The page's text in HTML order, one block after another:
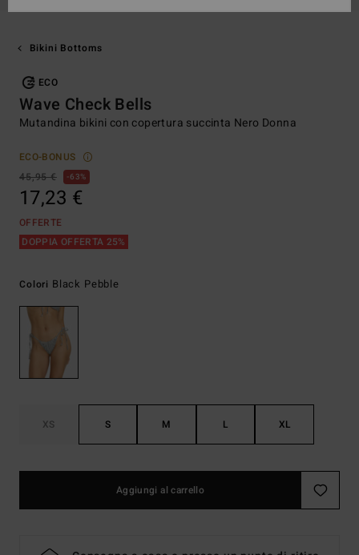
Bikini Bottoms
ECO
Wave Check Bells
Mutandina bikini con copertura succinta Nero Donna
ECO-BONUS
45,95 €
63%
17,23 €
OFFERTE
DOPPIA OFFERTA 25%
Colori Black Pebble
XS S M L XL
Aggiungi al carrello